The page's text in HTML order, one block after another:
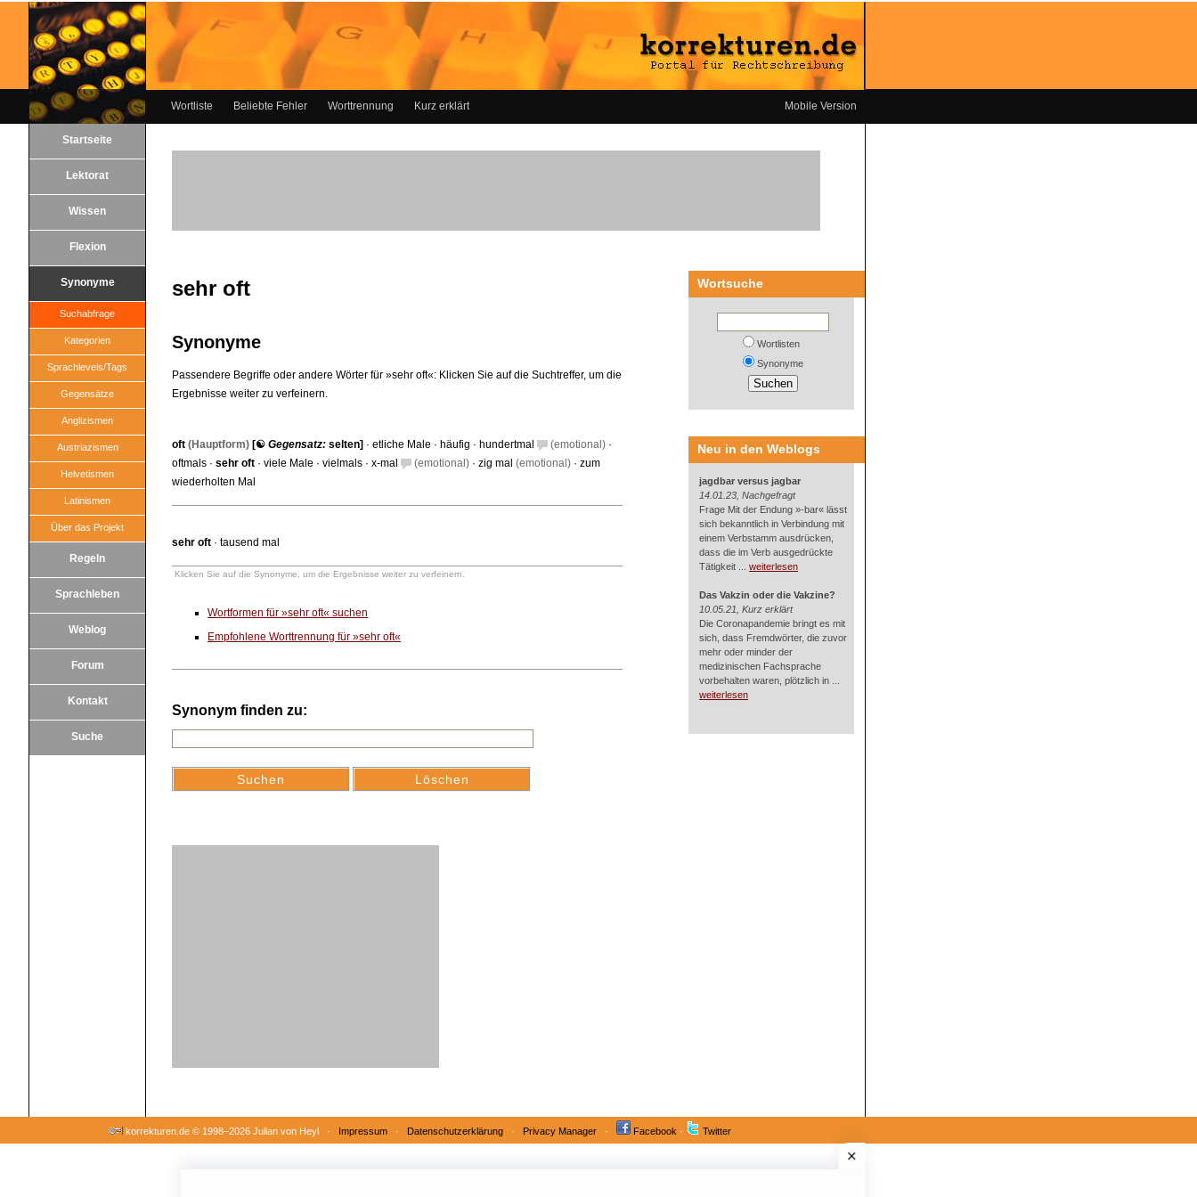
Wortliste Beliebte Fehler Worttrennung Kurz erklärt Mobile Version
Startseite
Lektorat
Wissen
Flexion
Synonyme
Suchabfrage
Kategorien
Sprachlevels/Tags
Gegensätze
Anglizismen
Austriazismen
Helvetismen
Latinismen
Über das Projekt
Regeln
Sprachleben
Weblog
Forum
Kontakt
Suche
sehr oft
Synonyme
Passendere Begriffe oder andere Wörter für »sehr oft«: Klicken Sie auf die Suchtreffer, um die
Ergebnisse weiter zu verfeinern.
oft (Hauptform) [☯ Gegensatz: selten] · etliche Male · häufig · hundertmal (emotional) ·
oftmals · sehr oft · viele Male · vielmals · x-mal (emotional) · zig mal (emotional) · zum
wiederholten Mal
sehr oft · tausend mal
Klicken Sie auf die Synonyme, um die Ergebnisse weiter zu verfeinern.
Wortformen für »sehr oft« suchen
Empfohlene Worttrennung für »sehr oft«
Synonym finden zu:
Wortsuche
Wortlisten
Synonyme
Neu in den Weblogs
jagdbar versus jagbar
14.01.23, Nachgefragt
Frage Mit der Endung »-bar« lässt
sich bekanntlich in Verbindung mit
einem Verbstamm ausdrücken,
dass die im Verb ausgedrückte
Tätigkeit ... weiterlesen
Das Vakzin oder die Vakzine?
10.05.21, Kurz erklärt
Die Coronapandemie bringt es mit
sich, dass Fremdwörter, die zuvor
mehr oder minder der
medizinischen Fachsprache
vorbehalten waren, plötzlich in ...
weiterlesen
korrekturen.de © 1998–2026 Julian von Heyl · Impressum · Datenschutzerklärung · Privacy Manager · Facebook · Twitter